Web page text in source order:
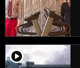
player2